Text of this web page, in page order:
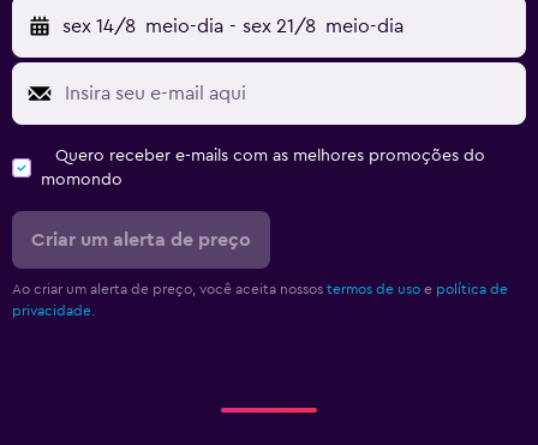
sex 14/8 meio-dia - sex 21/8 meio-dia
Quero receber e-mails com as melhores promoções do
momondo
Criar um alerta de preço
Ao criar um alerta de preço, você aceita nossos termos de uso e política de
privacidade.